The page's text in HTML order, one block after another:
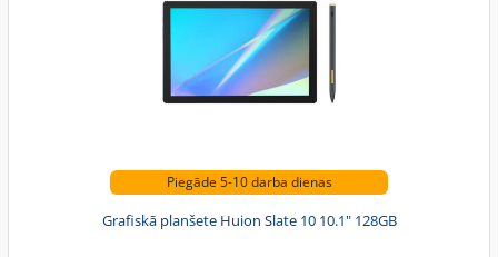
Piegāde 5-10 darba dienas
Grafiskā planšete Huion Slate 10 10.1" 128GB